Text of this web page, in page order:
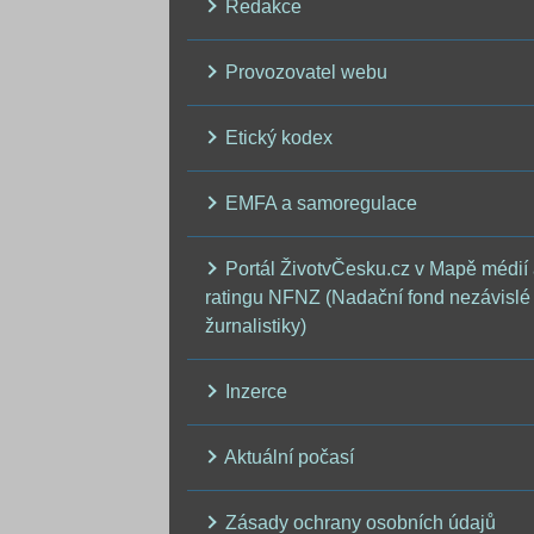
Redakce
Provozovatel webu
Etický kodex
EMFA a samoregulace
Portál ŽivotvČesku.cz v Mapě médií
ratingu NFNZ (Nadační fond nezávislé
žurnalistiky)
Inzerce
Aktuální počasí
Zásady ochrany osobních údajů